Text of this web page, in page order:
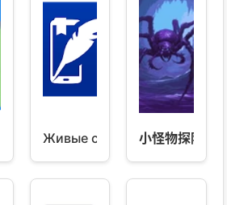
Живые страницы小怪物探险